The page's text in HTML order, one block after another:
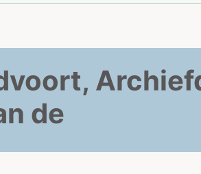
de